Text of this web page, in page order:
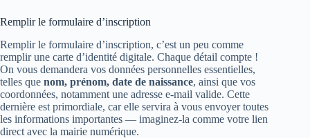
Remplir le formulaire d’inscription
Remplir le formulaire d’inscription, c’est un peu comme
remplir une carte d’identité digitale. Chaque détail compte !
On vous demandera vos données personnelles essentielles,
telles que nom, prénom, date de naissance, ainsi que vos
coordonnées, notamment une adresse e-mail valide. Cette
dernière est primordiale, car elle servira à vous envoyer toutes
les informations importantes — imaginez-la comme votre lien
direct avec la mairie numérique.